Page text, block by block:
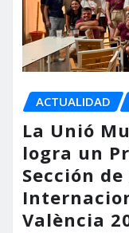
ACTUALIDAD
La Unió
logra un
Sección
València